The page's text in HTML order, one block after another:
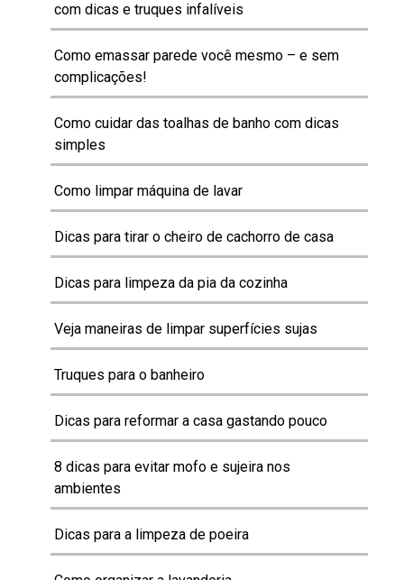
com dicas e truques infalíveis
Como emassar parede você mesmo – e sem
complicações!
Como cuidar das toalhas de banho com dicas
simples
Como limpar máquina de lavar
Dicas para tirar o cheiro de cachorro de casa
Dicas para limpeza da pia da cozinha
Veja maneiras de limpar superfícies sujas
Truques para o banheiro
Dicas para reformar a casa gastando pouco
8 dicas para evitar mofo e sujeira nos
ambientes
Dicas para a limpeza de poeira